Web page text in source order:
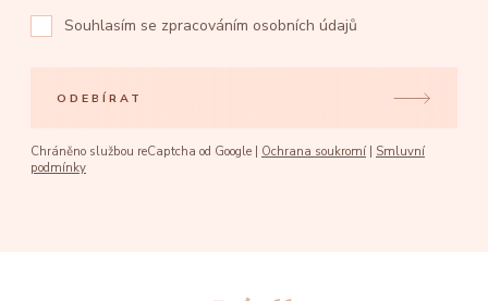
Souhlasím se zpracováním osobních údajů
ODEBÍRAT
Chráněno službou reCaptcha od Google | Ochrana soukromí
Smluvní
podmínky